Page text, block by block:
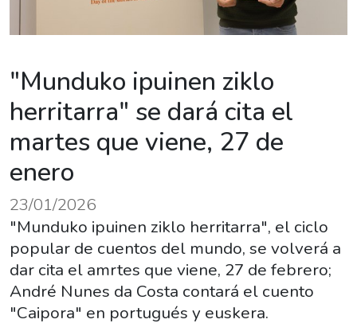
"Munduko ipuinen ziklo
herritarra" se dará cita el
martes que viene, 27 de
enero
23/01/2026
"Munduko ipuinen ziklo herritarra", el ciclo
popular de cuentos del mundo, se volverá a
dar cita el amrtes que viene, 27 de febrero;
André Nunes da Costa contará el cuento
"Caipora" en portugués y euskera.